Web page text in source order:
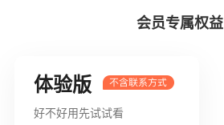
会员专属权益
体验版
好不好用先试试看